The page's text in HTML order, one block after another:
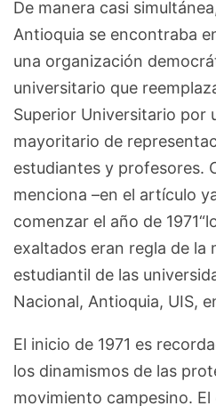
De manera casi
Antioquia se encontraba
una organización
universitario que
Superior Universitario por
mayoritario de
estudiantes y profesores.
menciona –en el artículo
comenzar el año de
exaltados eran regla de la
estudiantil de las
Nacional, Antioquia, UIS,
El inicio de 1971 es
los dinamismos de las
movimiento campesino.